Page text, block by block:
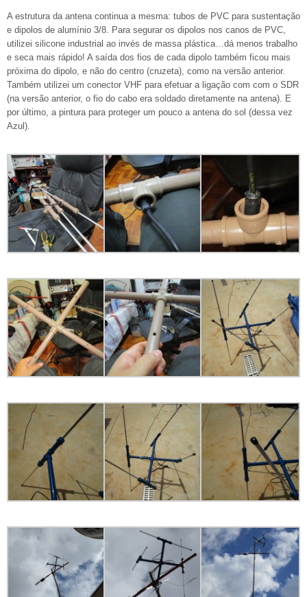
A estrutura da antena continua a mesma: tubos de PVC para sustentação
e dipolos de alumínio 3/8. Para segurar os dipolos nos canos de PVC,
utilizei silicone industrial ao invés de massa plástica…dá menos trabalho
e seca mais rápido! A saída dos fios de cada dipolo também ficou mais
próxima do dipolo, e não do centro (cruzeta), como na versão anterior.
Também utilizei um conector VHF para efetuar a ligação com com o SDR
(na versão anterior, o fio do cabo era soldado diretamente na antena). E
por último, a pintura para proteger um pouco a antena do sol (dessa vez
Azul).